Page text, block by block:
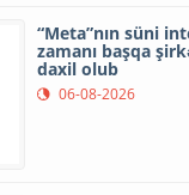
“Meta”nın süni
zamanı başqa
daxil olub
06-08-2026